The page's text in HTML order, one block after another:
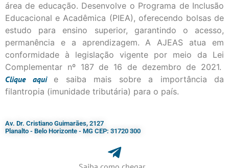
área de educação. Desenvolve o Programa de Inclusão
Educacional e Acadêmica (PIEA), oferecendo bolsas de
estudo para ensino superior, garantindo o acesso,
permanência e a aprendizagem. A AJEAS atua em
conformidade à legislação vigente por meio da Lei
Complementar nº 187 de 16 de dezembro de 2021.
Cliqueaqui
e saiba mais sobre a importância da
filantropia (imunidade tributária) para o país.
Av. Dr. Cristiano Guimarães, 2127
Planalto - Belo Horizonte - MG CEP: 31720 300